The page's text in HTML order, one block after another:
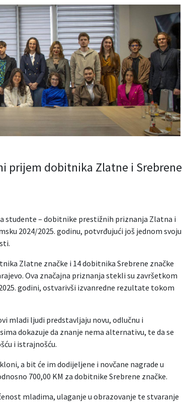
prijem dobitnika Zlatne i Srebrene
studente – dobitnike prestižnih priznanja Zlatna i
2024/2025. godinu, potvrđujući još jednom svoju
Zlatne značke i 14 dobitnika Srebrene značke
Ova značajna priznanja stekli su završetkom
godini, ostvarivši izvanredne rezultate tokom
mladi ljudi predstavljaju novu, odlučnu i
dokazuje da znanje nema alternativu, te da se
i istrajnošću.
a bit će im dodijeljene i novčane nagrade u
700,00 KM za dobitnike Srebrene značke.
mladima, ulaganje u obrazovanje te stvaranje